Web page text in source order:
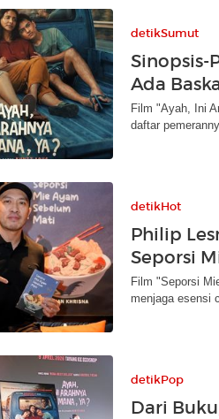
detikSumut
Sinopsis-
Ada
Film "Ayah, Ini
daftar
detikHot
Philip
Seporsi
Film "Seporsi
menjaga esensi
detikPop
Dari